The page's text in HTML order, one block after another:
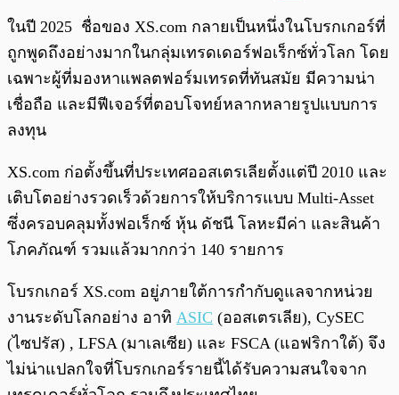
พร้อมเล่น 0:00
ในปี 2025 ชื่อของ XS.com กลายเป็นหนึ่งในโบรกเกอร์ที่
ถูกพูดถึงอย่างมากในกลุ่มเทรดเดอร์ฟอเร็กซ์ทั่วโลก โดย
เฉพาะผู้ที่มองหาแพลตฟอร์มเทรดที่ทันสมัย มีความน่า
เชื่อถือ และมีฟีเจอร์ที่ตอบโจทย์หลากหลายรูปแบบการ
ลงทุน
XS.com ก่อตั้งขึ้นที่ประเทศออสเตรเลียตั้งแต่ปี 2010 และ
เติบโตอย่างรวดเร็วด้วยการให้บริการแบบ Multi-Asset
ซึ่งครอบคลุมทั้งฟอเร็กซ์ หุ้น ดัชนี โลหะมีค่า และสินค้า
โภคภัณฑ์ รวมแล้วมากกว่า 140 รายการ
โบรกเกอร์ XS.com อยู่ภายใต้การกำกับดูแลจากหน่วย
งานระดับโลกอย่าง อาทิ ASIC (ออสเตรเลีย), CySEC
(ไซปรัส) , LFSA (มาเลเซีย) และ FSCA (แอฟริกาใต้) จึง
ไม่น่าแปลกใจที่โบรกเกอร์รายนี้ได้รับความสนใจจาก